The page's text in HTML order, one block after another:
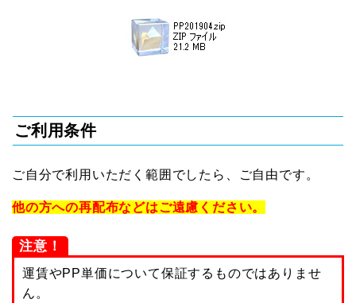
ご利用条件
ご自分で利用いただく範囲でしたら、ご自由です。
他の方への再配布などはご遠慮ください。
運賃やPP単価について保証するものではありませ
ん。
注意！